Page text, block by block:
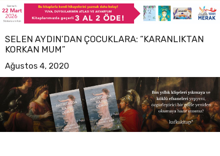
SELEN AYDIN’DAN ÇOCUKLARA: “KARANLIKTAN
KORKAN MUM”
Ağustos 4, 2020